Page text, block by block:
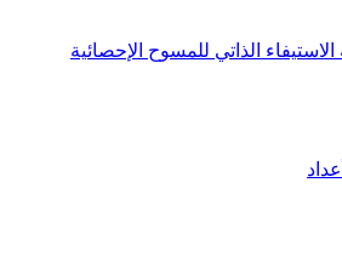
الذاتي للمسوح الإحصائية